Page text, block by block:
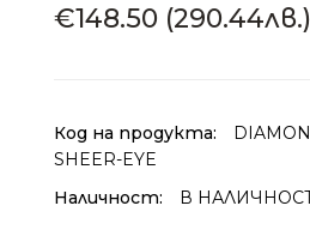
€148.50 (290.44лв.)
Код на продукта:
SHEER-EYE
Наличност:
В